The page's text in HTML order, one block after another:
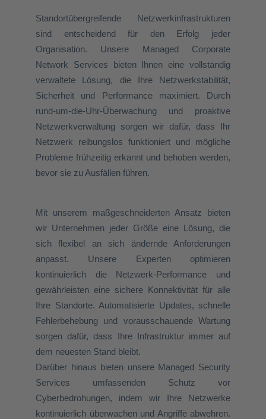
Standortübergreifende Netzwerkinfrastrukturen
sind entscheidend für den Erfolg jeder
Organisation. Unsere Managed Corporate
Network Services bieten Ihnen eine vollständig
verwaltete Lösung, die Ihre Netzwerkstabilität,
Sicherheit und Performance maximiert. Durch
rund-um-die-Uhr-Überwachung und proaktive
Netzwerkverwaltung sorgen wir dafür, dass Ihr
Netzwerk reibungslos funktioniert und mögliche
Probleme frühzeitig erkannt und behoben werden,
bevor sie zu Ausfällen führen.
Mit unserem maßgeschneiderten Ansatz bieten
wir Unternehmen jeder Größe eine Lösung, die
sich flexibel an sich ändernde Anforderungen
anpasst. Unsere Experten optimieren
kontinuierlich die Netzwerk-Performance und
gewährleisten eine sichere Konnektivität für alle
Ihre Standorte. Automatisierte Updates, schnelle
Fehlerbehebung und vorausschauende Wartung
sorgen dafür, dass Ihre Infrastruktur immer auf
dem neuesten Stand bleibt.
Darüber hinaus bieten unsere Managed Security
Services umfassenden Schutz vor
Cyberbedrohungen, indem wir Ihre Netzwerke
kontinuierlich überwachen und Angriffe abwehren.